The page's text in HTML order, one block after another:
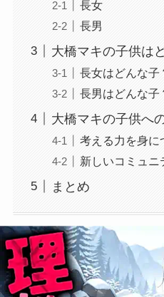
長女
長男
大橋マキの子供は
長女はどんな子
長男はどんな子
大橋マキの子供へ
考える力を身に
新しいコミュニ
まとめ